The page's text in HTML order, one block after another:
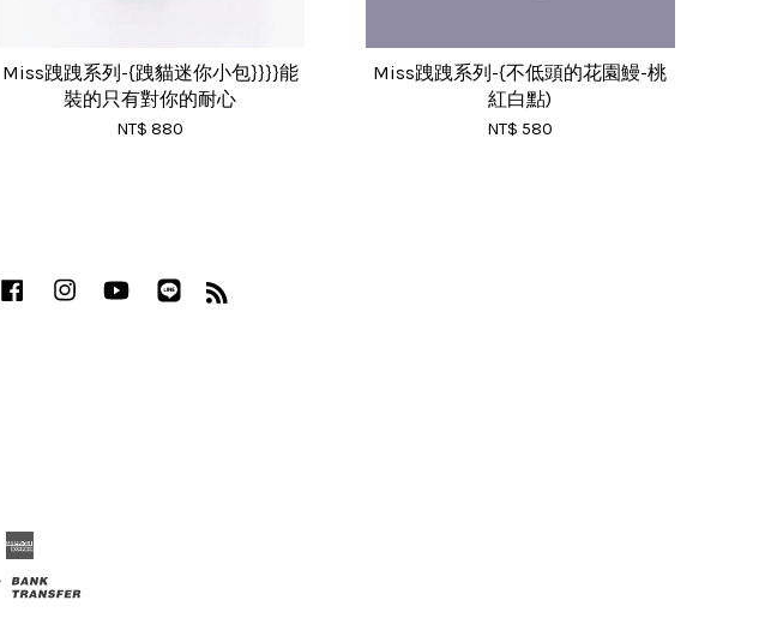
Miss跩跩系列-{跩貓迷你小包}}}}能
裝的只有對你的耐心
NT$ 880
Miss跩跩系列-{不低頭的花園鰻-桃
紅白點)
NT$ 580
Facebook InstagramYouTube Line
Master